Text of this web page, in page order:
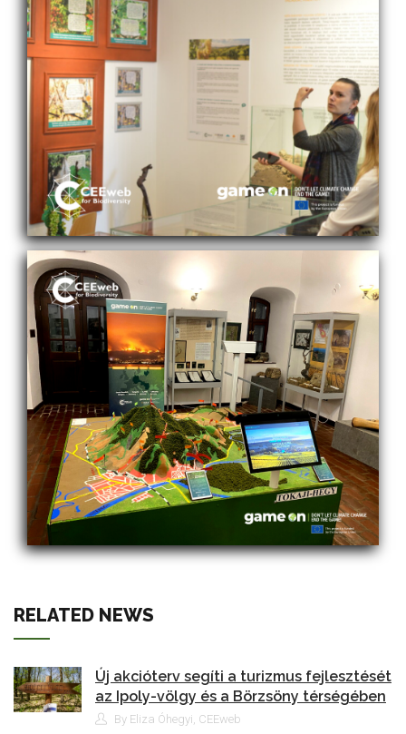
RELATED NEWS
Új akcióterv segíti a turizmus fejlesztését
az Ipoly-völgy és a Börzsöny térségében
By Eliza Óhegyi, CEEweb